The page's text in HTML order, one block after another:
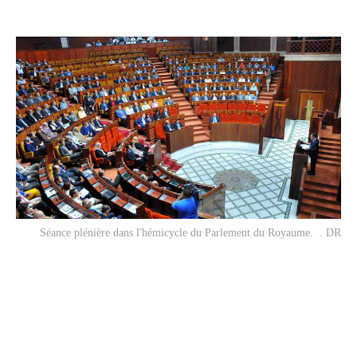
Séance plénière dans l'hémicycle du Parlement du Royaume. . DR